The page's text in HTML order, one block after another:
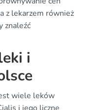
z lekarzem również
znaleźć
i
wiele leków